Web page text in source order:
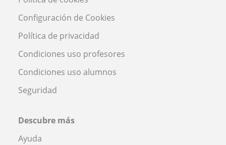
Configuración de Cookies
Política de privacidad
Condiciones uso profesores
Condiciones uso alumnos
Seguridad
Descubre más
Ayuda